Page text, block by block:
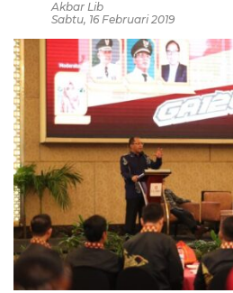
Akbar Lib
Sabtu, 16 Februari 2019